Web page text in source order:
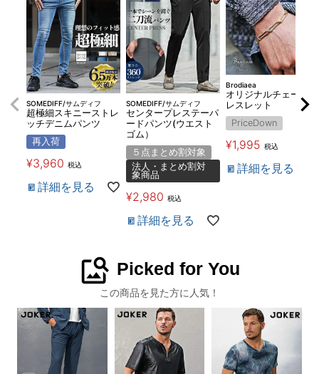
SOMEDIFF/サムディフ
超極細スキニーストレ
ッチデニムパンツ
再入荷
¥3,960 税込
詳細を見る
SOMEDIFF/サムディフ
センタープレステーパ
ードパンツ(ウエスト
ゴム）
５点まとめ割対象
法人・まとめ割対
象商品
¥2,980 税込
詳細を見る
Brodiaea
オリジナルチェーンブ
レスレット
PriceDown
¥1,995 税込
詳細を見る
image_search Picked for You
この商品を見た方に人気！